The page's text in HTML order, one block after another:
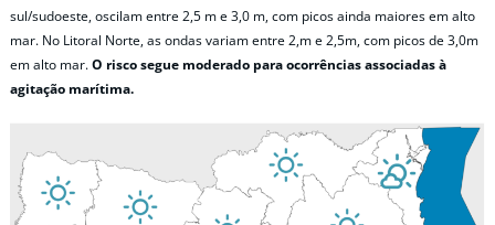
sul/sudoeste, oscilam entre 2,5 m e 3,0 m, com picos ainda maiores em alto
mar. No Litoral Norte, as ondas variam entre 2,m e 2,5m, com picos de 3,0m
em alto mar.O risco segue moderado para ocorrências associadas à
agitação marítima.